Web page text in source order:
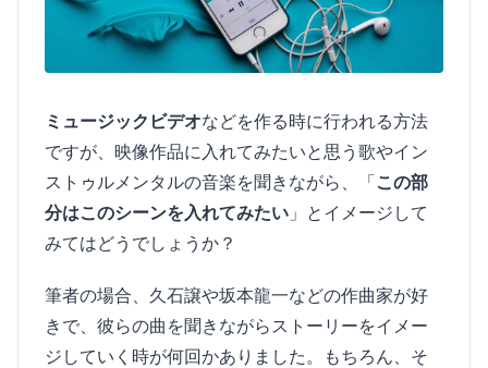
ミュージックビデオなどを作る時に行われる方法
ですが、映像作品に入れてみたいと思う歌やイン
ストゥルメンタルの音楽を聞きながら、「この部
分はこのシーンを入れてみたい 」とイメージして
みてはどうでしょうか？
筆者の場合、久石譲や坂本龍一などの作曲家が好
きで、彼らの曲を聞きながらストーリーをイメー
ジしていく時が何回かありました。もちろん、そ